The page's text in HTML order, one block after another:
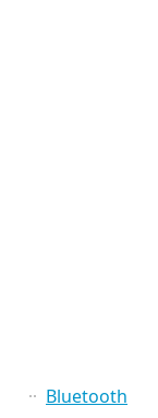
Bluetooth